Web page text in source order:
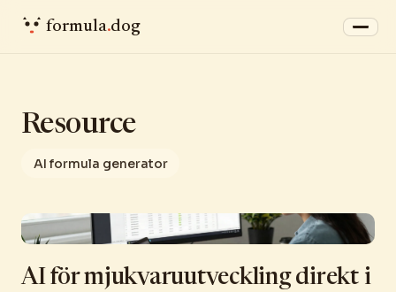
Resource
AI formula generator
AI för mjukvaruutveckling direkt i
formula.dog